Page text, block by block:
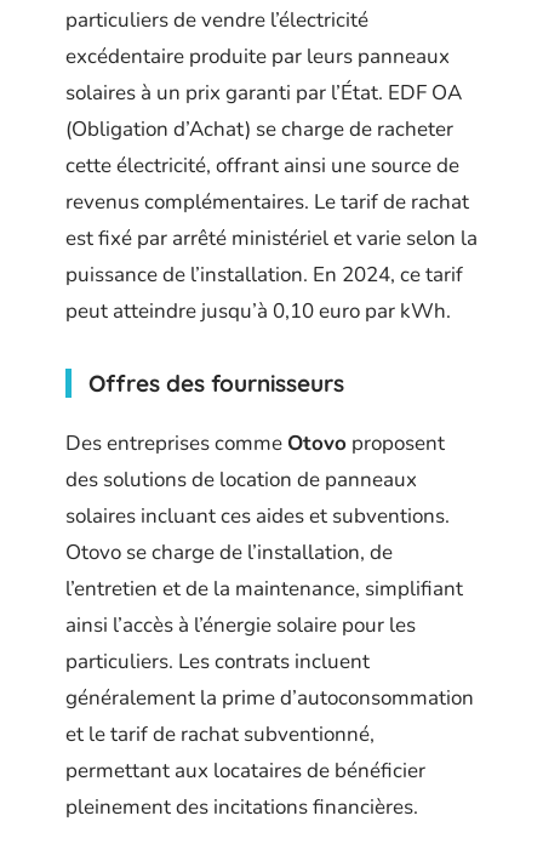
particuliers de vendre l’électricité
excédentaire produite par leurs panneaux
solaires à un prix garanti par l’État. EDF OA
(Obligation d’Achat) se charge de racheter
cette électricité, offrant ainsi une source de
revenus complémentaires. Le tarif de rachat
est fixé par arrêté ministériel et varie selon la
puissance de l’installation. En 2024, ce tarif
peut atteindre jusqu’à 0,10 euro par kWh.
Offres des fournisseurs
Des entreprises comme Otovo proposent
des solutions de location de panneaux
solaires incluant ces aides et subventions.
Otovo se charge de l’installation, de
l’entretien et de la maintenance, simplifiant
ainsi l’accès à l’énergie solaire pour les
particuliers. Les contrats incluent
généralement la prime d’autoconsommation
et le tarif de rachat subventionné,
permettant aux locataires de bénéficier
pleinement des incitations financières.